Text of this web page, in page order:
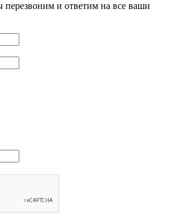
перезвоним и ответим на все ваши